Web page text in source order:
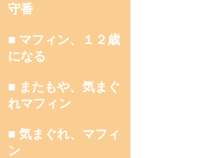
守番
■ マフィン、１２歳
になる
■ またもや、気まぐ
れマフィン
■ 気まぐれ、マフィ
ン